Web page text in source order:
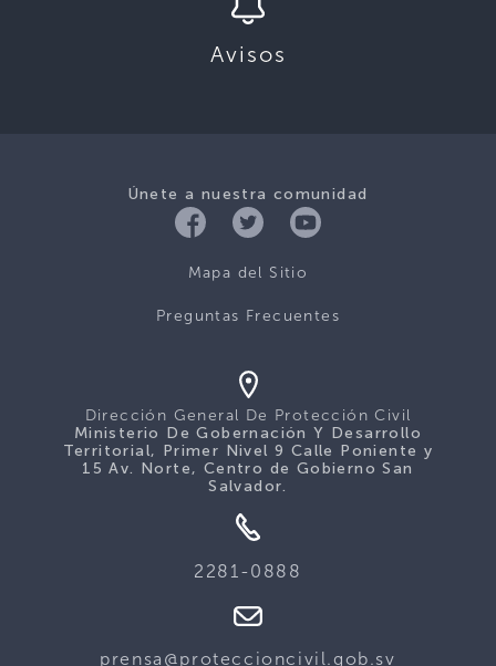
Avisos
Únete a nuestra comunidad
Mapa del Sitio
Preguntas Frecuentes
Dirección General De Protección Civil
Ministerio De Gobernación Y Desarrollo
Territorial, Primer Nivel 9 Calle Poniente y
15 Av. Norte, Centro de Gobierno San
Salvador.
2281-0888
prensa@proteccioncivil.gob.sv